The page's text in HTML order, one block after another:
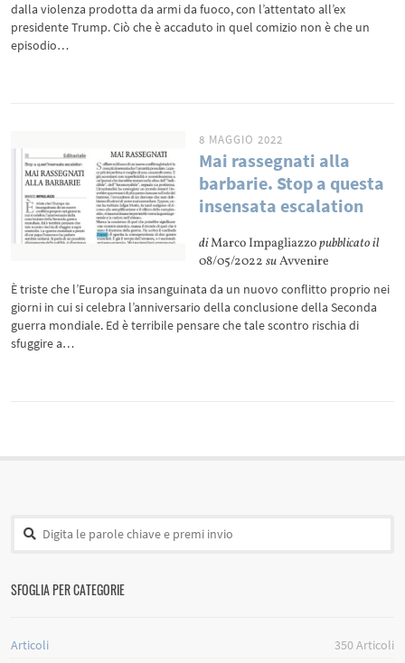
dalla violenza prodotta da armi da fuoco, con l’attentato all’ex
presidente Trump. Ciò che è accaduto in quel comizio non è che un
episodio…
8 MAGGIO 2022
Mai rassegnati alla
barbarie. Stop a questa
insensata escalation
diMarco Impagliazzopubblicato il
08/05/2022suAvvenire
È triste che l’Europa sia insanguinata da un nuovo conflitto proprio nei
giorni in cui si celebra l’anniversario della conclusione della Seconda
guerra mondiale. Ed è terribile pensare che tale scontro rischia di
sfuggire a…
SFOGLIA PER CATEGORIE
Articoli 350Articoli